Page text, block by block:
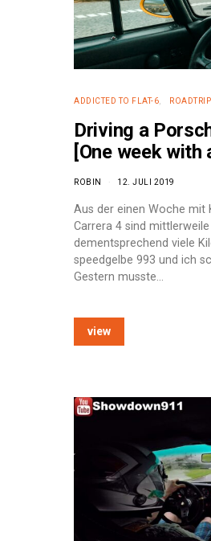
ADDICTED TO FLAT-6 ROADTRIP
Driving a
[One week with
ROBIN 12. JULI 2019
Aus der einen Woche mit
Carrera 4 sind
dementsprechend viele
speedgelbe 993 und ich
Gestern musste…
view